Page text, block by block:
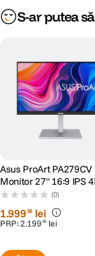
S-ar putea
Asus ProArt PA279CV
Monitor 27" 16:9 IPS
(0)
1.99998 lei
PRP:2.199 99 lei